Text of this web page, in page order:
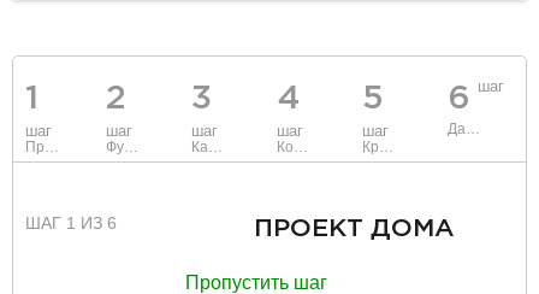
1
шаг
Проект
2
шаг
Фундамент
3
шаг
Каркас и стены
4
шаг
Коммуникации
5
шаг
Крыша
6 шаг
Данные
ШАГ 1 ИЗ 6 ПРОЕКТ ДОМА
Пропустить шаг